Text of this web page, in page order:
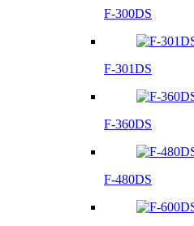
F-300DS
F-301DS
F-360DS
F-480DS